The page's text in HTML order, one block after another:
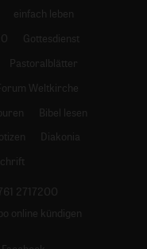
einfach leben
Gottesdienst
Pastoralblätter
Weltkirche
Bibel lesen
Diakonia
2717200
online kündigen